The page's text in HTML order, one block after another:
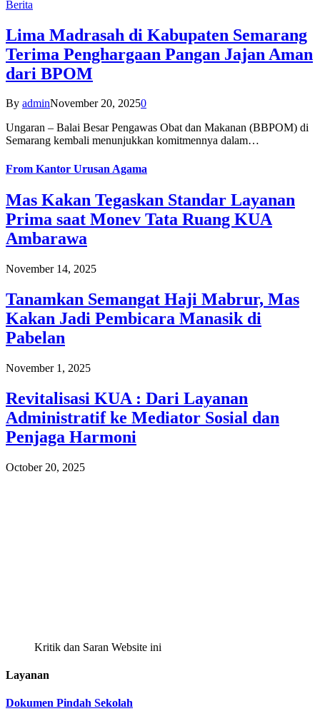
Berita
Lima Madrasah di Kabupaten Semarang
Terima Penghargaan Pangan Jajan Aman
dari BPOM
By adminNovember 20, 20250
Ungaran – Balai Besar Pengawas Obat dan Makanan (BBPOM) di
Semarang kembali menunjukkan komitmennya dalam…
From Kantor Urusan Agama
Mas Kakan Tegaskan Standar Layanan
Prima saat Monev Tata Ruang KUA
Ambarawa
November 14, 2025
Tanamkan Semangat Haji Mabrur, Mas
Kakan Jadi Pembicara Manasik di
Pabelan
November 1, 2025
Revitalisasi KUA : Dari Layanan
Administratif ke Mediator Sosial dan
Penjaga Harmoni
October 20, 2025
Kritik dan Saran Website ini
Layanan
Dokumen Pindah Sekolah